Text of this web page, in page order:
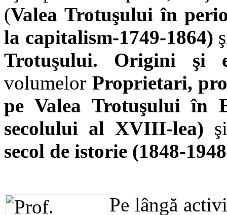
(Valea Trotuşului în
la capitalism-1749-1864)
Trotuşului. Origini şi
volumelor Proprietari,
pe Valea Trotuşului în
secolului al XVIII-lea)
secol de istorie (1848-
Pe lângă